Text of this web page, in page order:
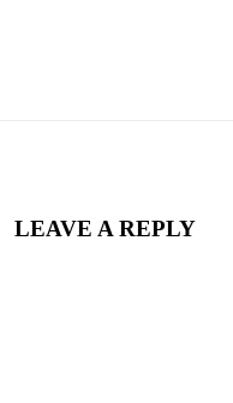
LEAVE A REPLY